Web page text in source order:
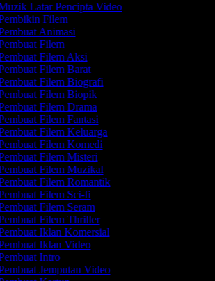
Latar Pencipta Video
Filem
Animasi
Filem
Filem Aksi
Filem Barat
Filem Biografi
Filem Biopik
Filem Drama
Filem Fantasi
Filem Keluarga
Filem Komedi
Filem Misteri
Filem Muzikal
Filem Romantik
Filem Sci-fi
Filem Seram
Filem Thriller
Iklan Komersial
Iklan Video
Intro
Jemputan Video